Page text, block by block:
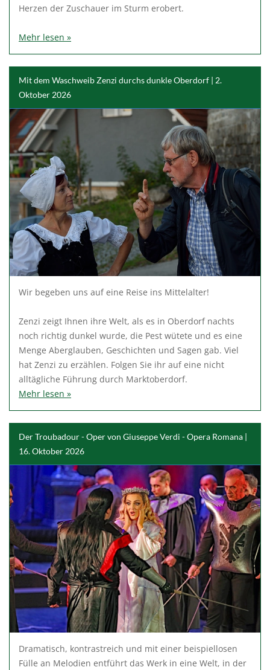
Herzen der Zuschauer im Sturm erobert.
Mehr lesen »
Mit dem Waschweib Zenzi durchs dunkle Oberdorf | 2.
Oktober 2026
Wir begeben uns auf eine Reise ins Mittelalter!
Zenzi zeigt Ihnen ihre Welt, als es in Oberdorf nachts
noch richtig dunkel wurde, die Pest wütete und es eine
Menge Aberglauben, Geschichten und Sagen gab. Viel
hat Zenzi zu erzählen. Folgen Sie ihr auf eine nicht
alltägliche Führung durch Marktoberdorf.
Mehr lesen »
Der Troubadour - Oper von Giuseppe Verdi - Opera Romana |
16. Oktober 2026
Dramatisch, kontrastreich und mit einer beispiellosen
Fülle an Melodien entführt das Werk in eine Welt, in der